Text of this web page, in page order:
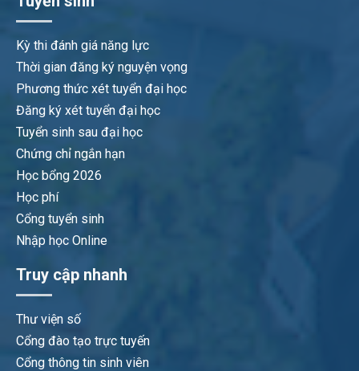
Kỳ thi đánh giá năng lực
Thời gian đăng ký nguyện vọng
Phương thức xét tuyển đại học
Đăng ký xét tuyển đại học
Tuyển sinh sau đại học
Chứng chỉ ngắn hạn
Học bổng 2026
Học phí
Cổng tuyển sinh
Nhập học Online
Truy cập nhanh
Thư viện số
Cổng đào tạo trực tuyến
Cổng thông tin sinh viên